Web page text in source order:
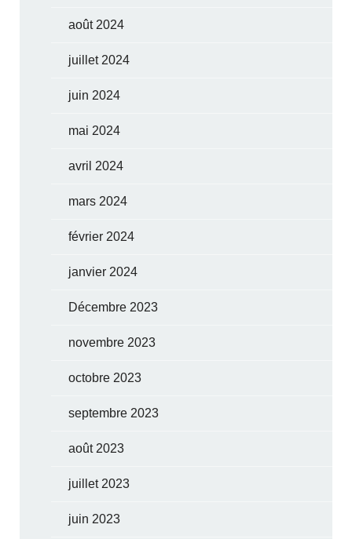
août 2024
juillet 2024
juin 2024
mai 2024
avril 2024
mars 2024
février 2024
janvier 2024
Décembre 2023
novembre 2023
octobre 2023
septembre 2023
août 2023
juillet 2023
juin 2023